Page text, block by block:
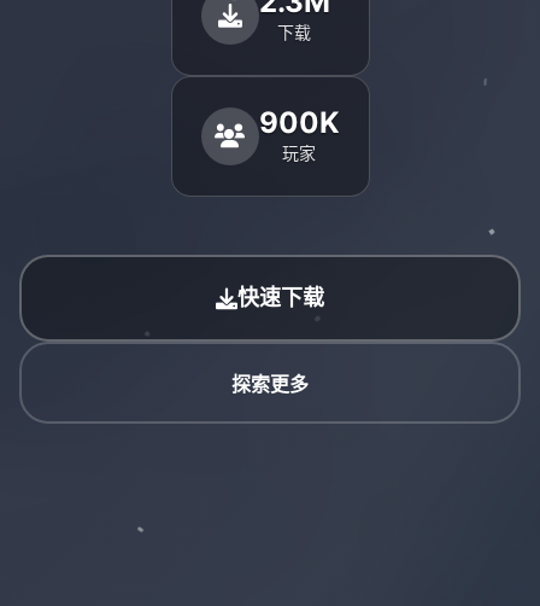
下载
900K
玩家
快速下载
探索更多